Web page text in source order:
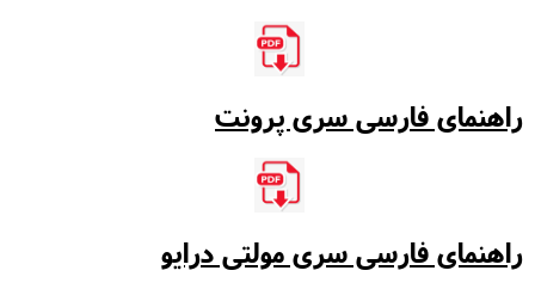
راهنمای فارسی سری مولتی درایو
راهنمای فارسی سری پرونت